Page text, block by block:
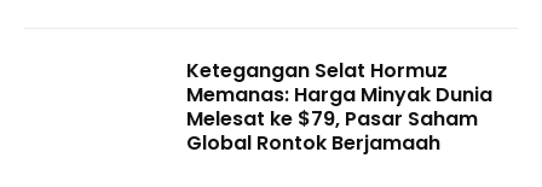
Ketegangan Selat Hormuz
Memanas: Harga Minyak Dunia
Melesat ke $79, Pasar Saham
Global Rontok Berjamaah